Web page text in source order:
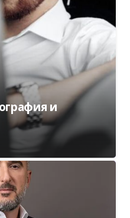
и